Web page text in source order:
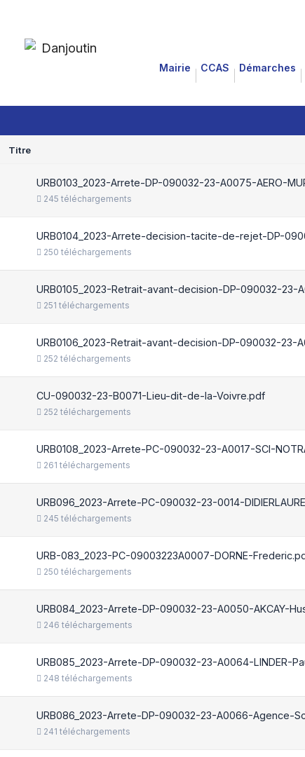
Mairie CCAS Démarches
Archive arrêtés
Titre
URB0103_2023-Arrete-DP-090032-23-A0075-AERO-
245 téléchargements
URB0104_2023-Arrete-decision-tacite-de-rejet-DP-
250 téléchargements
URB0105_2023-Retrait-avant-decision-DP-090032-23-
251 téléchargements
URB0106_2023-Retrait-avant-decision-DP-090032-23-
252 téléchargements
CU-090032-23-B0071-Lieu-dit-de-la-Voivre.pdf
252 téléchargements
URB0108_2023-Arrete-PC-090032-23-A0017-SCI-
261 téléchargements
URB096_2023-Arrete-PC-090032-23-0014-
245 téléchargements
URB-083_2023-PC-09003223A0007-DORNE-
250 téléchargements
URB084_2023-Arrete-DP-090032-23-A0050-AKCAY-
246 téléchargements
URB085_2023-Arrete-DP-090032-23-A0064-LINDER-
248 téléchargements
URB086_2023-Arrete-DP-090032-23-A0066-Agence-
241 téléchargements